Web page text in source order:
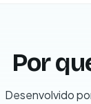
Por
Desenvolvido